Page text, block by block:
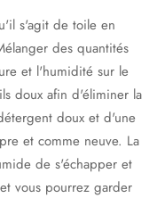
s'agit de toile en
des quantités
et l'humidité sur le
doux afin d'éliminer la
doux et d'une
et comme neuve. La
de s'échapper et
vous pourrez garder